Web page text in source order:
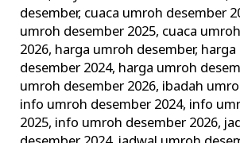
desember, cuaca umroh desember
umroh desember 2025, cuaca
2026, harga umroh desember,
desember 2024, harga umroh
umroh desember 2026, ibadah
info umroh desember 2024, info
2025, info umroh desember 2026,